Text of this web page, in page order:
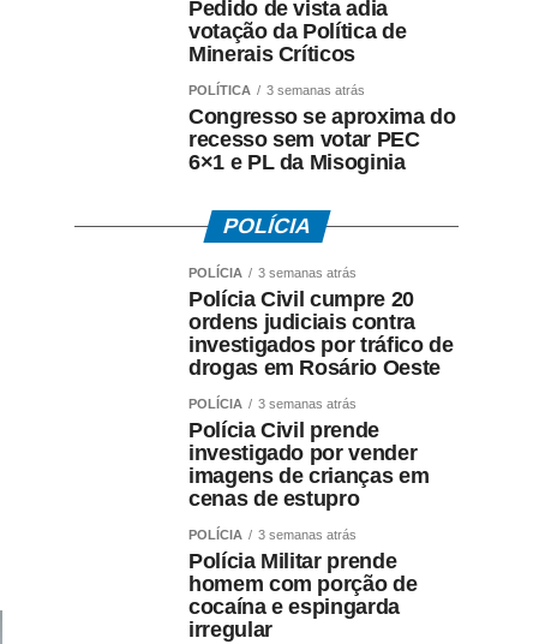
Pedido de vista adia
votação da Política de
Minerais Críticos
POLÍTICA 3 semanas atrás
Congresso se aproxima do
recesso sem votar PEC
6×1 e PL da Misoginia
POLÍCIA
POLÍCIA 3 semanas atrás
Polícia Civil cumpre 20
ordens judiciais contra
investigados por tráfico de
drogas em Rosário Oeste
POLÍCIA 3 semanas atrás
Polícia Civil prende
investigado por vender
imagens de crianças em
cenas de estupro
POLÍCIA 3 semanas atrás
Polícia Militar prende
homem com porção de
cocaína e espingarda
irregular